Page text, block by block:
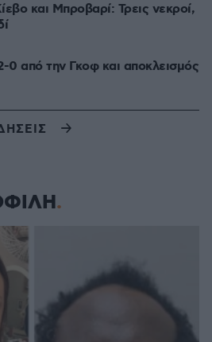
και Μπροβαρί: Τρεις νεκροί,
0 από την Γκοφ και αποκλεισμός